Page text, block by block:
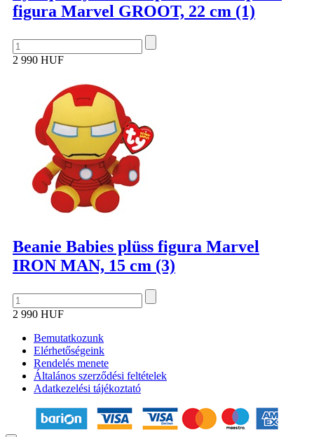
figura Marvel GROOT, 22 cm (1)
2 990 HUF
Beanie Babies plüss figura Marvel
IRON MAN, 15 cm (3)
2 990 HUF
Bemutatkozunk
Elérhetőségeink
Rendelés menete
Általános szerződési feltételek
Adatkezelési tájékoztató